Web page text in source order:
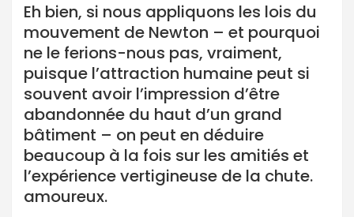
Eh bien, si nous appliquons les lois du
mouvement de Newton – et pourquoi
ne le ferions-nous pas, vraiment,
puisque l’attraction humaine peut si
souvent avoir l’impression d’être
abandonnée du haut d’un grand
bâtiment – on peut en déduire
beaucoup à la fois sur les amitiés et
l’expérience vertigineuse de la chute.
amoureux.